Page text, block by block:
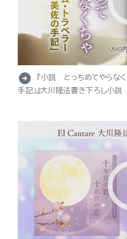
arrow_circle_right
『小説 とっちめてやらなく
手記」』大川隆法書き下ろし小説